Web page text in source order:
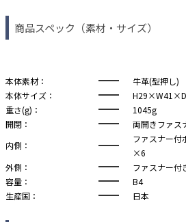
商品スペック（素材・サイズ）
本体素材：
牛革(型押し)
本体サイズ：
重さ(g)：
1045g
開閉：
両開きファス
内側：
ファスナー
×6
外側：
ファスナー
容量：
B4
生産国：
日本